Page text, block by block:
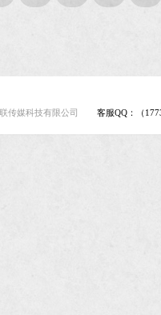
传媒科技有限公司 客服QQ：（